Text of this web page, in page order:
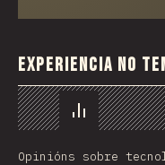
Experiencia no
Chart
Opinións sobre